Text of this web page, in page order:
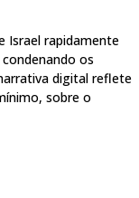
Israel rapidamente
os
digital reflete
sobre o